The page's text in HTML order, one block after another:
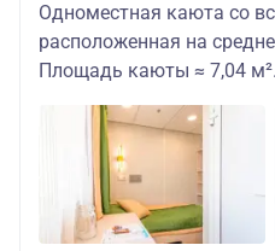
Одноместная каюта со
расположенная на
Площадь каюты ≈ 7,04 м².